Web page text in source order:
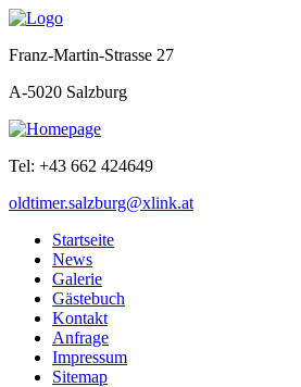
Franz-Martin-Strasse 27
A-5020 Salzburg
Tel: +43 662 424649
oldtimer.salzburg@xlink.at
Startseite
News
Galerie
Gästebuch
Kontakt
Anfrage
Impressum
Sitemap